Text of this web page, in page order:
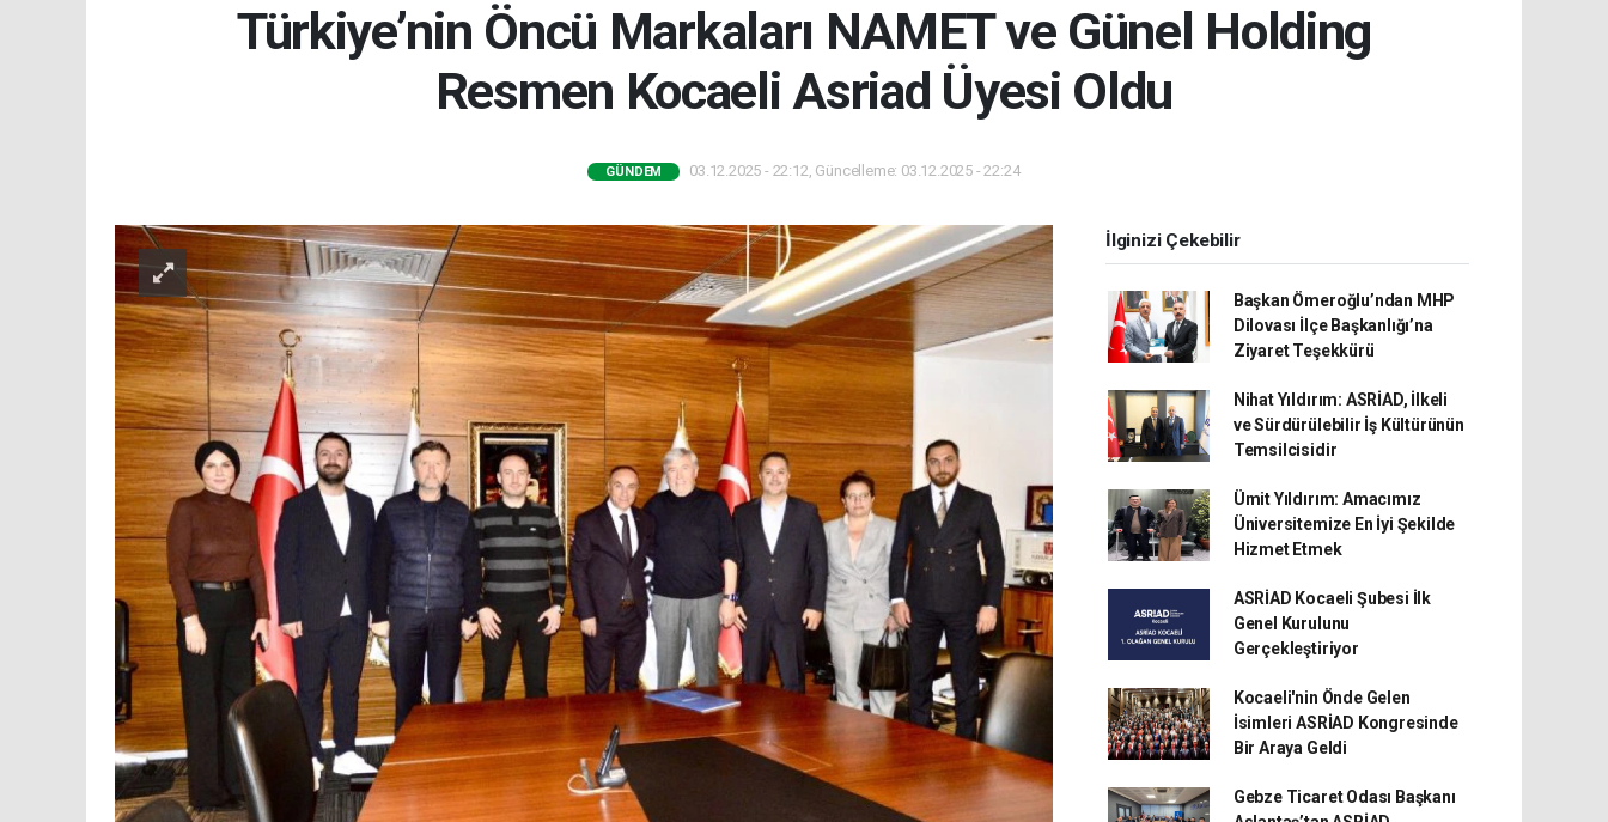
Türkiye’nin Öncü Markaları NAMET ve Günel Holding
Resmen Kocaeli Asriad Üyesi Oldu
GÜNDEM 03.12.2025 - 22:12, Güncelleme: 03.12.2025 - 22:24
İlginizi Çekebilir
Başkan Ömeroğlu’ndan MHP
Dilovası İlçe Başkanlığı’na
Ziyaret Teşekkürü
Nihat Yıldırım: ASRİAD, İlkeli
ve Sürdürülebilir İş Kültürünün
Temsilcisidir
Ümit Yıldırım: Amacımız
Üniversitemize En İyi Şekilde
Hizmet Etmek
ASRİAD Kocaeli Şubesi İlk
Genel Kurulunu
Gerçekleştiriyor
Kocaeli'nin Önde Gelen
İsimleri ASRİAD Kongresinde
Bir Araya Geldi
Gebze Ticaret Odası Başkanı